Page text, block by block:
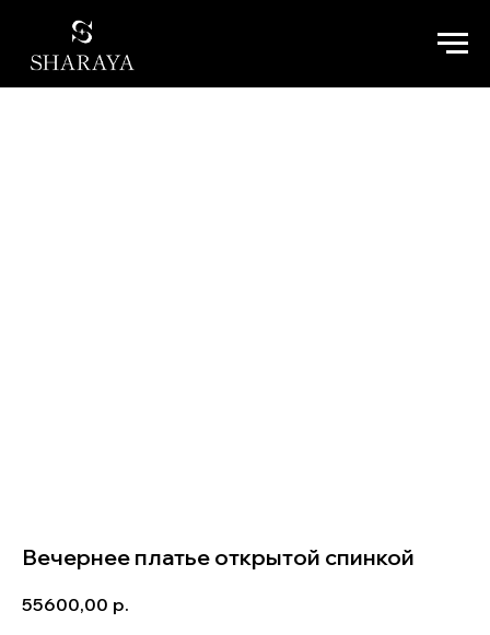
Вечернее платье открытой спинкой
55600,00 р.